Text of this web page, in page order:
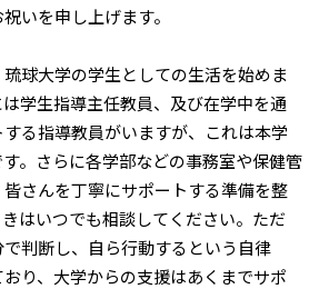
いを申し上げます。
球大学の学生としての生活を始めま
学生指導主任教員、及び在学中を通
る指導教員がいますが、これは本学
。さらに各学部などの事務室や保健管
さんを丁寧にサポートする準備を整
はいつでも相談してください。ただ
判断し、自ら行動するという自律
り、大学からの支援はあくまでサポ